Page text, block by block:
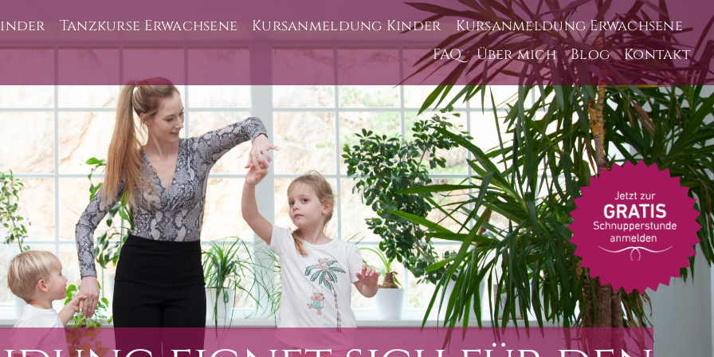
Tanzkurse Erwachsene Kursanmeldung Kinder
Kursanmeldung Erwachsene
FAQ
Über mich Blog Kontakt